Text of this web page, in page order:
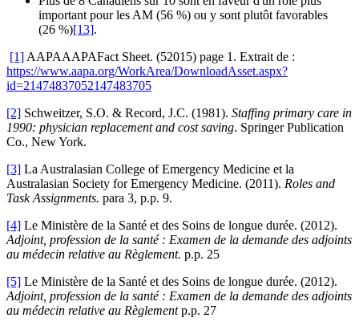
important pour les AM (56 %) ou y sont plutôt favorables
(26 %)[13].
[1] AAPAAAPAFact Sheet. (52015) page 1. Extrait de :
https://www.aapa.org/WorkArea/DownloadAsset.aspx?
id=21474837052147483705
[2] Schweitzer, S.O. & Record, J.C. (1981). Staffing primary care in
1990: physician replacement and cost saving. Springer Publication
Co., New York.
[3] La Australasian College of Emergency Medicine et la
Australasian Society for Emergency Medicine. (2011). Roles and
Task Assignments. para 3, p.p. 9.
[4] Le Ministère de la Santé et des Soins de longue durée. (2012).
Adjoint, profession de la santé : Examen de la demande des adjoints
au médecin relative au Règlement. p.p. 25
[5] Le Ministère de la Santé et des Soins de longue durée. (2012).
Adjoint, profession de la santé : Examen de la demande des adjoints
au médecin relative au Règlementp.p. 27